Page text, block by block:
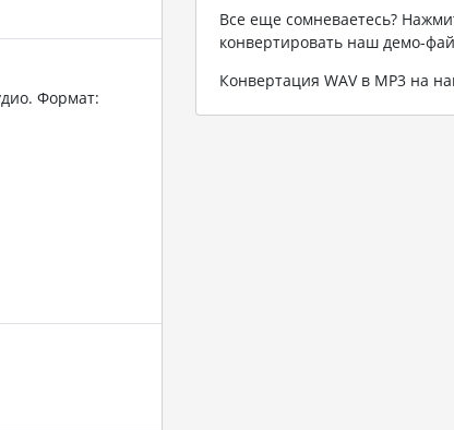
Формат:
Все еще сомневаетесь?
конвертировать наш демо-
Конвертация WAV в MP3 на